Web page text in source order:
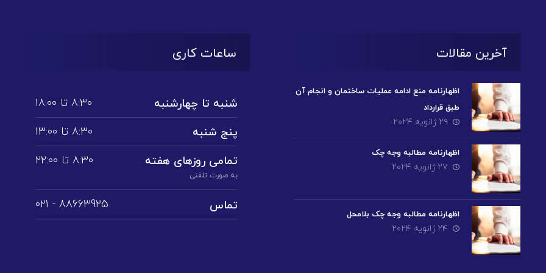
آخرین مقالات
اظهارنامه منع ادامه عملیات ساختمان و انجام آن
طبق قرارداد
۲۹ ژانویه ۲۰۲۴
اظهارنامه مطالبه وجه چک
۲۷ ژانویه ۲۰۲۴
اظهارنامه مطالبه وجه چک بلامحل
۲۴ ژانویه ۲۰۲۴
ساعات کاری
شنبه تا چهارشنبه
۸:۳۰ تا ۱۸:۰۰
پنج شنبه
۸:۳۰ تا ۱3:۰۰
تمامی روز‌های هفته
به صورت تلفنی
۸:۳۰ تا ۲۲:۰۰
تماس 88663925 - 021